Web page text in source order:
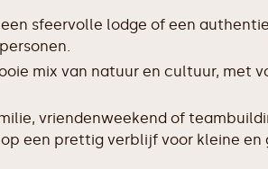
sfeervolle lodge of een
mix van natuur en cultuur, met
vriendenweekend of
een prettig verblijf voor kleine en